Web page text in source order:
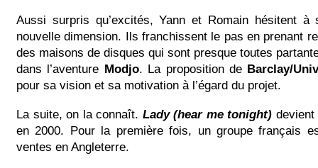
Aussi surpris qu’excités, Yann et Romain hésitent à
nouvelle dimension. Ils franchissent le pas en prenant
des maisons de disques qui sont presque toutes
dans l’aventure Modjo. La proposition de Barclay/
pour sa vision et sa motivation à l’égard du projet.
La suite, on la connaît. Lady (hear me tonight) devient
en 2000. Pour la première fois, un groupe français
ventes en Angleterre.